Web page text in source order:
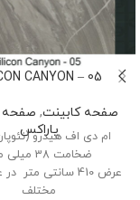
05 – SILICON CANYON
صفحه کابینت, صفحه
پاراکس
ام دی اف هیدرو
ضخامت 38 میلی متر
عرض 410 سانتی
مختلف